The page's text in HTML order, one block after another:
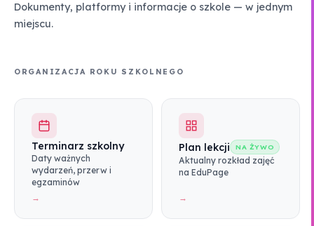
Dokumenty, platformy i informacje o szkole — w jednym
miejscu.
ORGANIZACJA ROKU SZKOLNEGO
Terminarz szkolny
Daty ważnych
wydarzeń, przerw i
egzaminów
→
Plan lekcji NA ŻYWO
Aktualny rozkład zajęć
na EduPage
→